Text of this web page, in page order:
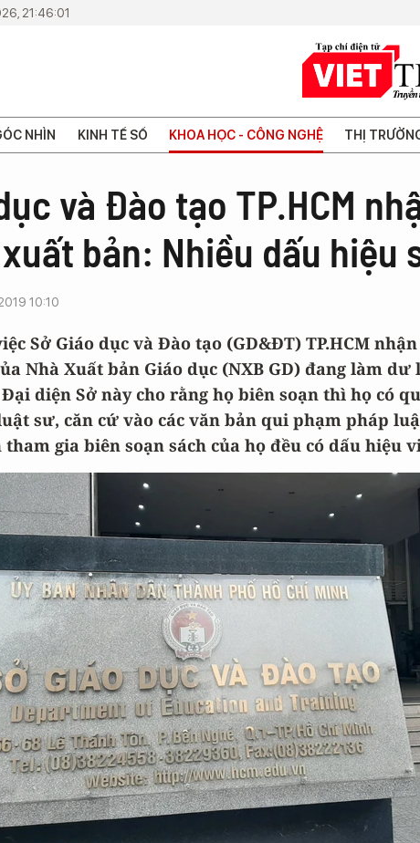
21:46:01
NHÌN KINH TẾ SỐ KHOA HỌC - CÔNG NGHỆ THỊ
và Đào tạo TP.HCM
bản: Nhiều dấu hiệu
10:10
Sở Giáo dục và Đào tạo (GD&ĐT) TP.HCM
Nhà Xuất bản Giáo dục (NXB GD) đang làm
diện Sở này cho rằng họ biên soạn thì họ có
sư, căn cứ vào các văn bản qui phạm pháp
gia biên soạn sách của họ đều có dấu hiệu